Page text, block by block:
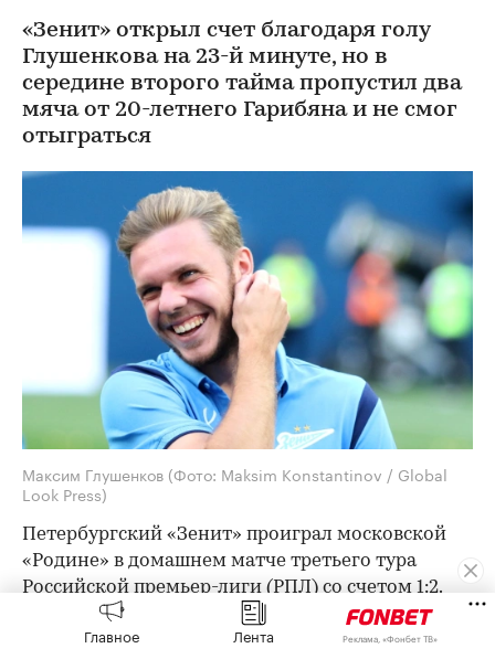
«Зенит» открыл счет благодаря голу
Глушенкова на 23-й минуте, но в
середине второго тайма пропустил два
мяча от 20-летнего Гарибяна и не смог
отыграться
Максим Глушенков (Фото: Maksim Konstantinov / Global
Look Press)
Петербургский «Зенит» проиграл московской
«Родине» в домашнем матче третьего тура
Российской премьер-лиги (РПЛ) со счетом 1:2.
«Родина» стала первым клубом, вышедшим в
РПЛ из Первой лиги (ФНЛ) и одержавшим
Главное Лента Реклама, «Фонбет ТВ»